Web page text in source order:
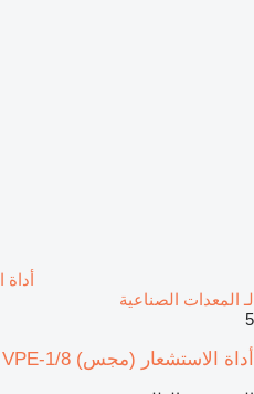
لـ المعدات الصناعية
5
أداة الاستشعار (مجس) Festo VPE-1/8 لـ المعدات الصناعية